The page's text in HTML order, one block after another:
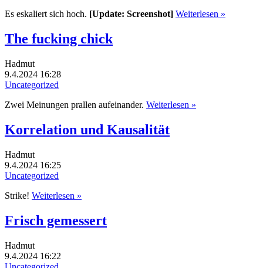
Es eskaliert sich hoch. [Update: Screenshot] Weiterlesen »
The fucking chick
Hadmut
9.4.2024 16:28
Uncategorized
Zwei Meinungen prallen aufeinander. Weiterlesen »
Korrelation und Kausalität
Hadmut
9.4.2024 16:25
Uncategorized
Strike! Weiterlesen »
Frisch gemessert
Hadmut
9.4.2024 16:22